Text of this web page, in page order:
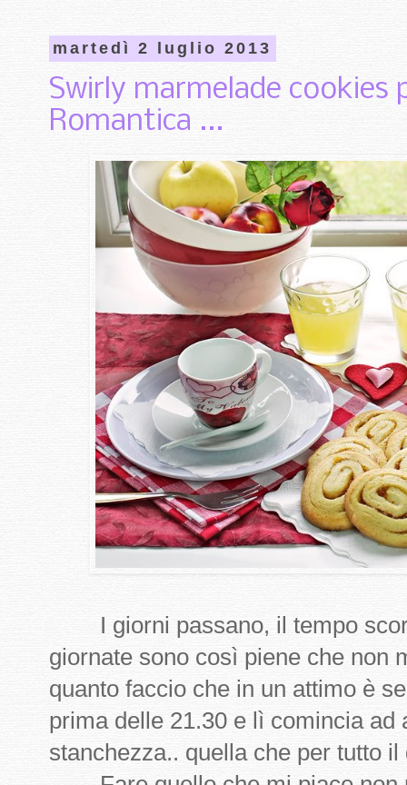
martedì 2 luglio 2013
Swirly marmelade cookies
Romantica ...
I giorni passano, il tempo
giornate sono così piene che non
quanto faccio che in un attimo è
prima delle 21.30 e lì comincia ad
stanchezza.. quella che per tutto